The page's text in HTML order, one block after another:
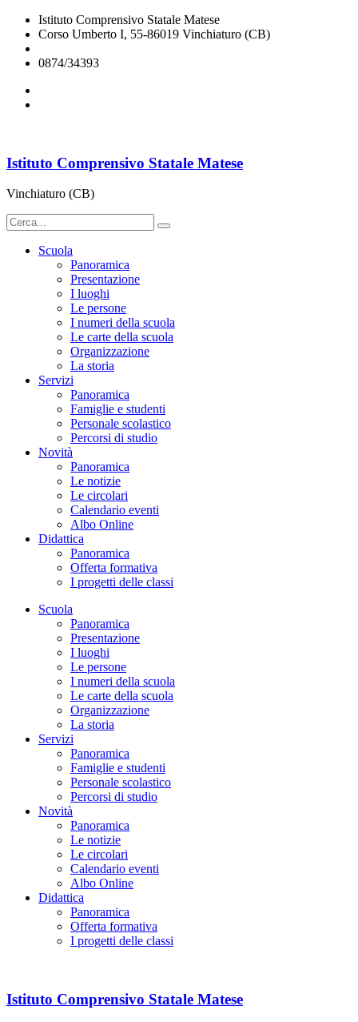
Istituto Comprensivo Statale Matese
Corso Umberto I, 55-86019 Vinchiaturo (CB)
0874/34393
Istituto Comprensivo Statale Matese
Vinchiaturo (CB)
Scuola
Panoramica
Presentazione
I luoghi
Le persone
I numeri della scuola
Le carte della scuola
Organizzazione
La storia
Servizi
Panoramica
Famiglie e studenti
Personale scolastico
Percorsi di studio
Novità
Panoramica
Le notizie
Le circolari
Calendario eventi
Albo Online
Didattica
Panoramica
Offerta formativa
I progetti delle classi
Scuola
Panoramica
Presentazione
I luoghi
Le persone
I numeri della scuola
Le carte della scuola
Organizzazione
La storia
Servizi
Panoramica
Famiglie e studenti
Personale scolastico
Percorsi di studio
Novità
Panoramica
Le notizie
Le circolari
Calendario eventi
Albo Online
Didattica
Panoramica
Offerta formativa
I progetti delle classi
Istituto Comprensivo Statale Matese